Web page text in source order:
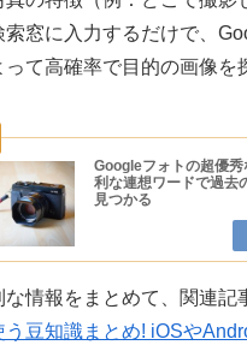
索窓に入力するだけで、
って高確率で目的の画像を
Googleフォトの超優
利な連想ワードで過去
見つかる
情報をまとめて、関連記
う豆知識まとめ! iOSや